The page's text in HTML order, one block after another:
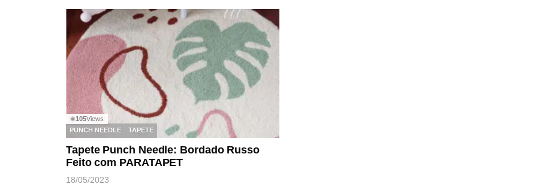
◉105Views
PUNCH NEEDLE
TAPETE
Tapete Punch Needle: Bordado Russo
Feito com PARATAPET
18/05/2023